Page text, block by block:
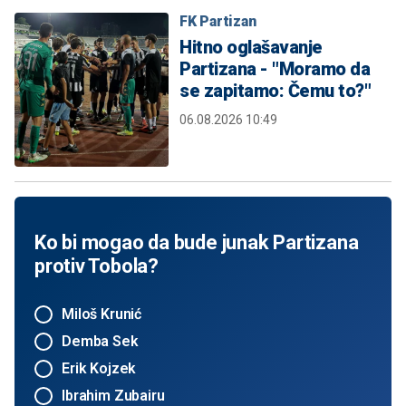
FK Partizan
Hitno oglašavanje
Partizana - "Moramo da
se zapitamo: Čemu to?"
06.08.2026 10:49
Ko bi mogao da bude junak Partizana
protiv Tobola?
Miloš Krunić
Demba Sek
Erik Kojzek
Ibrahim Zubairu